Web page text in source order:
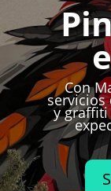
Con
servicios
y